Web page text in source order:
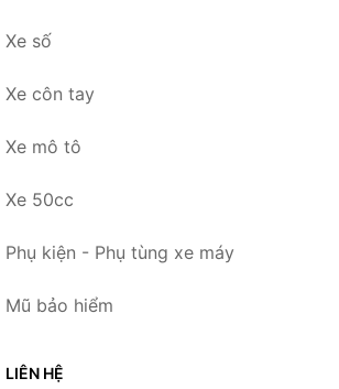
Xe số
Xe côn tay
Xe mô tô
Xe 50cc
Phụ kiện - Phụ tùng xe máy
Mũ bảo hiểm
LIÊN HỆ